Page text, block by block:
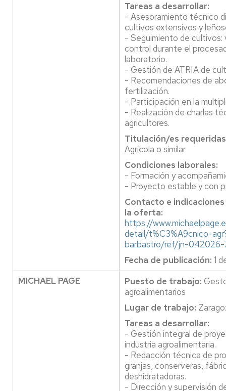
Tareas a desarrollar:
- Asesoramiento técnico
cultivos extensivos y
- Seguimiento de cultivos:
control durante el
laboratorio.
- Gestión de ATRIA de
- Recomendaciones de
fertilización.
- Participación en la
- Realización de charlas
agricultores.
Titulación/es
Agrícola o similar
Condiciones laborales:
- Formación y
- Proyecto estable y con
Contacto e
la oferta:
https://
detail/t%C3%A9cnico-
barbastro/ref/jn-
Fecha de publicación: 1
MICHAEL PAGE
Puesto de trabajo:
agroalimentarios
Lugar de trabajo:
Tareas a desarrollar:
- Gestión integral de
industria agroalimentaria.
- Redacción técnica de
granjas, conserveras,
deshidratadoras.
- Dirección y supervisión